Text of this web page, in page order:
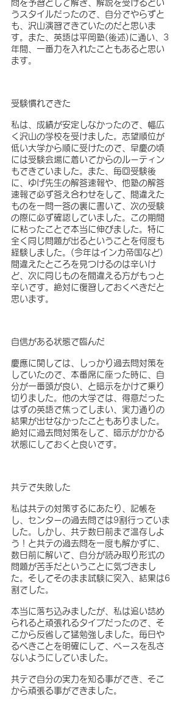
問を予習として解き、解説を受けるとい
うスタイルだったので、自分でやらずと
も、沢山演習できていたのだと思いま
す。また、英語は平岡塾(後述)に通い、3
年間、一番力を入れたこともあると思い
ます。
受験慣れできた
私は、成績が安定しなかったので、幅広
く沢山の学校を受けました。志望順位が
低い大学から順に受けたので、早慶の頃
には受験会場に着いてからのルーティン
もできていました。また、毎回受験後
に、ゆげ先生の解答速報や、他塾の解答
速報で必ず答え合わせをして、間違えた
ものを一問一答の裏に書いて、次の受験
の際に必ず確認していました。この期間
に粘ったことで本当に伸びました。特に
全く同じ問題が出るということを何度も
経験しました。(今年はインカ帝国など)
間違えたところを見つけるのは辛いけ
ど、次に同じものを間違える方がもっと
辛いです。絶対に復習しておくべきだと
思います。
自信がある状態で臨んだ
慶應に関しては、しっかり過去問対策を
していたので、本番席に座った時に、自
分が一番頭が良い、と暗示をかけて乗り
切りました。他の大学では、得意だった
はずの英語で焦ってしまい、実力通りの
結果が出せなかったこともありました。
絶対に過去問対策をして、暗示がかかる
状態にしておくと良いです。
共テで失敗した
私は共テの対策するにあたり、記帳を
し、センターの過去問では9割行っていま
した。しかし、共テ数日前まで温存しよ
う！と共テの過去問を一度も解かずに、
数日前に解いて、自分が読み取り形式の
問題が苦手だということに気づきまし
た。そしてそのまま試験に突入、結果は6
割でした。
本当に落ち込みましたが、私は追い詰め
られると頑張れるタイプだったので、そ
こから反省して猛勉強しました。毎日や
るべきことを明確にして、ペースを乱さ
ないようにしていました。
共テで自分の実力を知る事ができ、そこ
から頑張る事ができました。